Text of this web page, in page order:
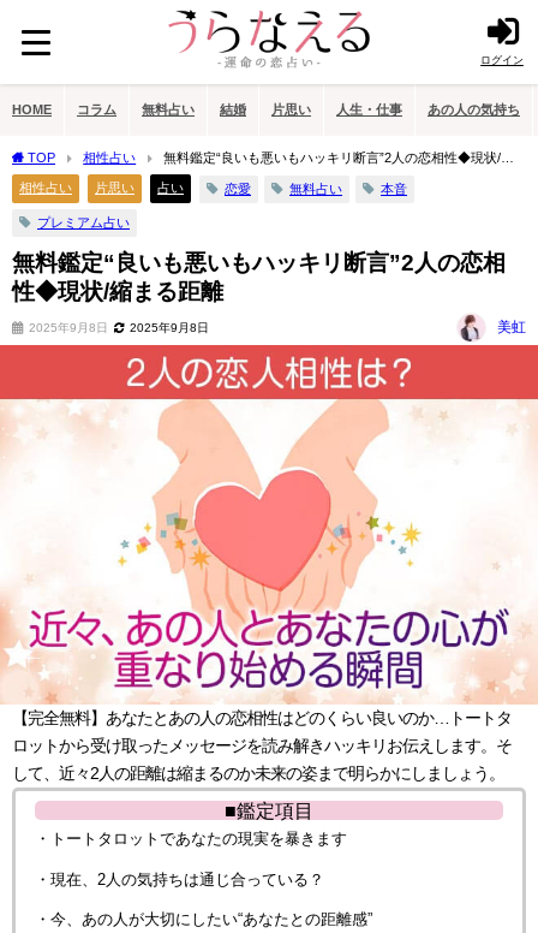
ログイン
HOME コラム 無料占い 結婚 片思い 人生・仕事 あの人の気持ち
TOP 相性占い
無料鑑定“良いも悪いもハッキリ断言”2人の恋相性◆現状/縮
まる距離
相性占い 片思い 占い 恋愛 無料占い 本音
プレミアム占い
無料鑑定“良いも悪いもハッキリ断言”2人の恋相
性◆現状/縮まる距離
2025年9月8日 2025年9月8日 美虹
【完全無料】あなたとあの人の恋相性はどのくらい良いのか…トートタ
ロットから受け取ったメッセージを読み解きハッキリお伝えします。そ
して、近々2人の距離は縮まるのか未来の姿まで明らかにしましょう。
■鑑定項目
・トートタロットであなたの現実を暴きます
・現在、2人の気持ちは通じ合っている？
・今、あの人が大切にしたい“あなたとの距離感”